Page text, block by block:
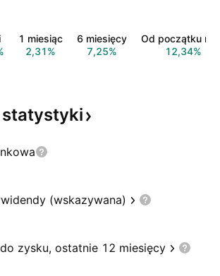
1 miesiąc
2,31%
6 miesięcy
7,25%
Od początku
12,34%
statystyki
(wskazywana)
zysku, ostatnie 12 miesięcy